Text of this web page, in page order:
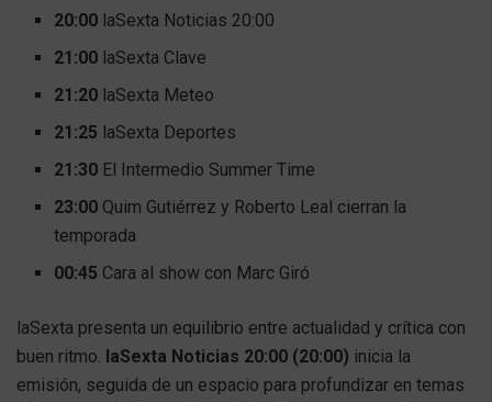
20:00 laSexta Noticias 20:00
21:00 laSexta Clave
21:20 laSexta Meteo
21:25 laSexta Deportes
21:30 El Intermedio Summer Time
23:00 Quim Gutiérrez y Roberto Leal cierran la
temporada
00:45 Cara al show con Marc Giró
laSexta presenta un equilibrio entre actualidad y crítica con
buen ritmo. laSexta Noticias 20:00 (20:00) inicia la
emisión, seguida de un espacio para profundizar en temas